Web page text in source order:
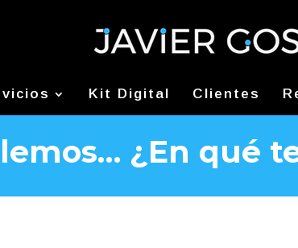
Kit Digital Clientes
¿En qué